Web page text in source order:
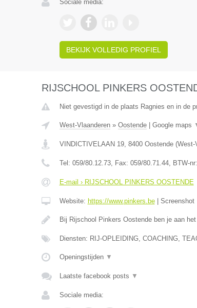
Sociale media:
BEKIJK VOLLEDIG PROFIEL
RIJSCHOOL PINKERS
Niet gevestigd in de plaats Ragnies en in de
West-Vlaanderen» Oostende| Google maps
VINDICTIVELAAN 19, 8400 Oostende(West-
Tel: 059/80.12.73, Fax: 059/80.71.44, BTW-nr:
E-mail › RIJSCHOOL PINKERS OOSTENDE
Website: https://www.pinkers.be| Screenshot
Bij Rijschool Pinkers Oostende ben je aan
Diensten: RIJ-OPLEIDING, COACHING,
Openingstijden ▼
Laatste facebook posts ▼
Sociale media: